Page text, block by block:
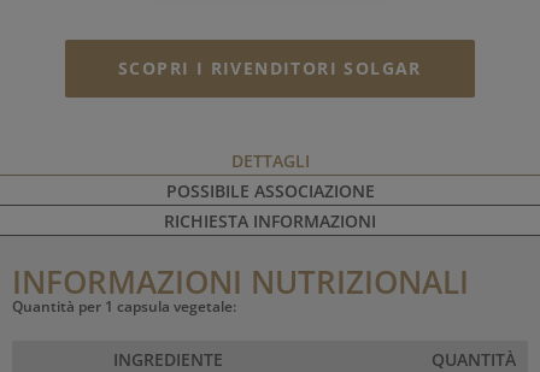
SCOPRI I RIVENDITORI SOLGAR
DETTAGLI
POSSIBILE ASSOCIAZIONE
RICHIESTA INFORMAZIONI
INFORMAZIONI NUTRIZIONALI
Quantità per 1 capsula vegetale:
INGREDIENTE QUANTITÀ